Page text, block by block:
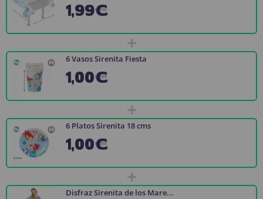
1,99€
+
6 Vasos Sirenita Fiesta
1,00€
+
6 Platos Sirenita 18 cms
1,00€
+
Disfraz Sirenita de los Mare...